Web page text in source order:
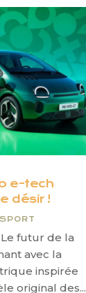
e-tech
désir !
futur de la
avec la
inspirée
original des...